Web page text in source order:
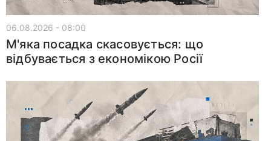
06.08.2026 - 08:00
М'яка посадка скасовується: що
відбувається з економікою Росії